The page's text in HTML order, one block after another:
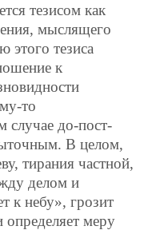
тезисом как
мыслящего
этого тезиса
к
то
случае до-пост-
В целом,
тирания частной,
делом и
к небу», грозит
меру